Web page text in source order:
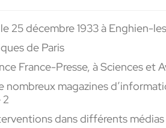
25 décembre 1933 à Enghien-
de Paris
France-Presse, à Sciences et
nombreux magazines
2
dans différents